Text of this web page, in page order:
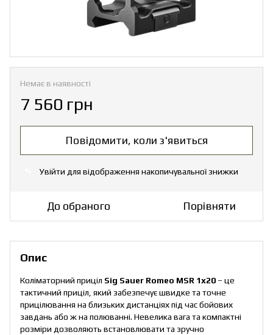
Немає в наявності
7 560 грн
Повідомити, коли з'явиться
Увійти для відображення накопичувальної знижки
До обраного Порівняти
Опис
Коліматорний приціл Sig Sauer Romeo MSR 1x20 – це
тактичний приціл, який забезпечує швидке та точне
прицілювання на близьких дистанціях під час бойових
завдань або ж на полюванні. Невелика вага та компактні
розміри дозволяють встановлювати та зручно